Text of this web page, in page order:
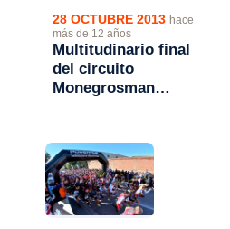
28 OCTUBRE 2013 hace
más de 12 años
Multitudinario final
del circuito
Monegrosman
Perdiguera